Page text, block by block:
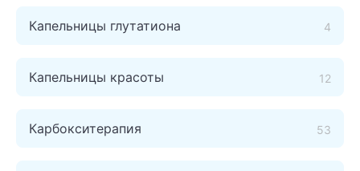
Капельницы глутатиона 4
Капельницы красоты 12
Карбокситерапия 53